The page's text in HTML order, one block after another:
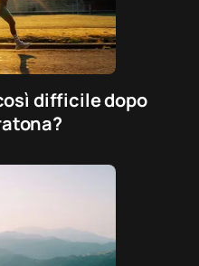
difficile dopo